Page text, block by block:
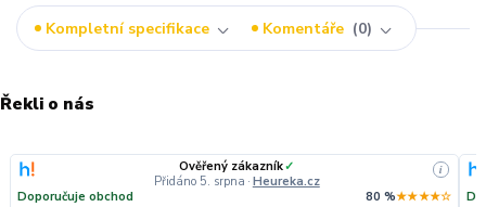
Kompletní specifikace Komentáře 0
Řekli o nás
Ověřený zákazník✓
Přidáno 5. srpna · Heureka.cz
i
Doporučuje obchod 80 %★★★★☆